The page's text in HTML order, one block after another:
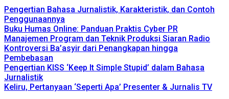
Pengertian Bahasa Jurnalistik, Karakteristik, dan Contoh
Penggunaannya
Buku Humas Online: Panduan Praktis Cyber PR
Manajemen Program dan Teknik Produksi Siaran Radio
Kontroversi Ba’asyir dari Penangkapan hingga
Pembebasan
Pengertian KISS ‘Keep It Simple Stupid’ dalam Bahasa
Jurnalistik
Keliru, Pertanyaan ‘Seperti Apa’ Presenter & Jurnalis TV